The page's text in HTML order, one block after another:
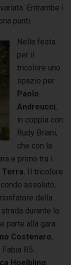
Entrambe i
punti.
Nella festa
per il
tricolore uno
spazio per
Paolo
Andreucci,
in coppia con
Rudy Briani,
che con la
e primo tra i
Terra. Il tricolore
assoluto,
della
durante lo
parte alla gara.
Costenaro,
R5.
Hoelbling